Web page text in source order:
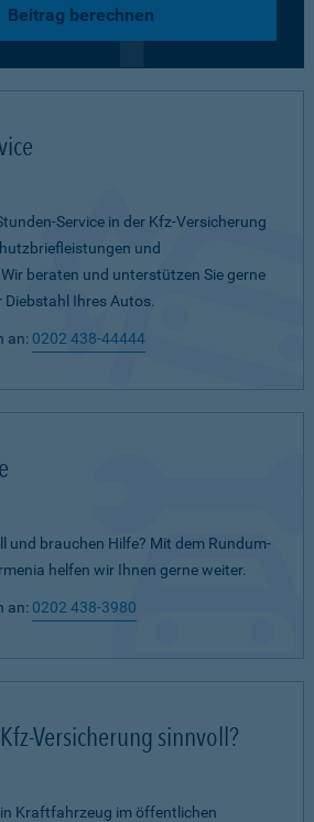
Beitrag berechnen
Service in der Kfz-Versicherung
und
beraten und unterstützen Sie gerne
Ihres Autos.
an: 0202 438-44444
und brauchen Hilfe? Mit dem Rundum-
helfen wir Ihnen gerne weiter.
an: 0202 438-3980
Versicherung sinnvoll?
Kraftfahrzeug im öffentlichen